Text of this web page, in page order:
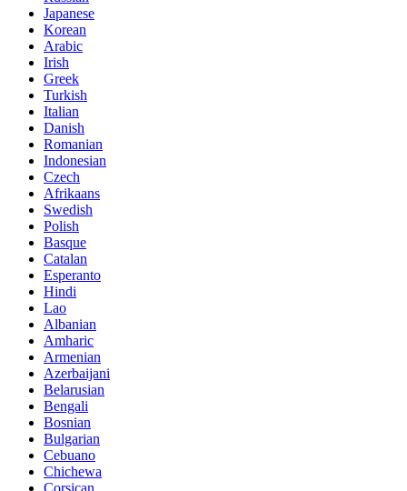
Japanese
Korean
Arabic
Irish
Greek
Turkish
Italian
Danish
Romanian
Indonesian
Czech
Afrikaans
Swedish
Polish
Basque
Catalan
Esperanto
Hindi
Lao
Albanian
Amharic
Armenian
Azerbaijani
Belarusian
Bengali
Bosnian
Bulgarian
Cebuano
Chichewa